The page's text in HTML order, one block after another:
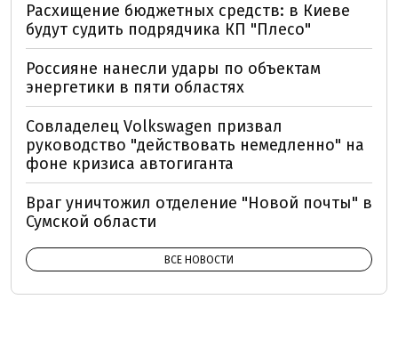
Расхищение бюджетных средств: в Киеве
будут судить подрядчика КП "Плесо"
Россияне нанесли удары по объектам
энергетики в пяти областях
Совладелец Volkswagen призвал
руководство "действовать немедленно" на
фоне кризиса автогиганта
Враг уничтожил отделение "Новой почты" в
Сумской области
ВСЕ НОВОСТИ